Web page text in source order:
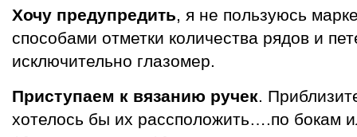
Хочу предупредить, я не пользуюсь
способами отметки количества рядов и
исключительно глазомер.
Приступаем к вязанию ручек.
хотелось бы их рассположить….по бокам